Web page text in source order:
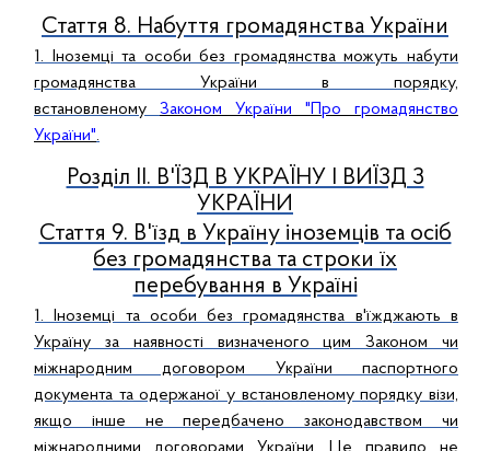
Стаття 8. Набуття громадянства України
1. Іноземці та особи без громадянства можуть набути
громадянства України в порядку,
встановленому
Законом України "Про громадянство
України".
Розділ II. В'ЇЗД В УКРАЇНУ І ВИЇЗД З
УКРАЇНИ
Стаття 9. В'їзд в Україну іноземців та осіб
без громадянства та строки їх
перебування в Україні
1. Іноземці та особи без громадянства в'їжджають в
Україну за наявності визначеного цим Законом чи
міжнародним договором України паспортного
документа та одержаної у встановленому порядку візи,
якщо інше не передбачено законодавством чи